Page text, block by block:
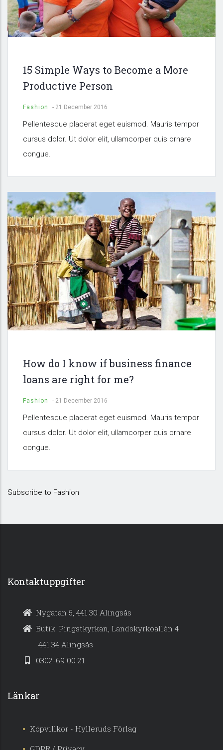
15 Simple Ways to Become a More
Productive Person
Fashion - 21 December 2016
Pellentesque placerat eget euismod. Mauris tempor
cursus dolor. Ut dolor elit, ullamcorper quis ornare
congue.
How do I know if business finance
loans are right for me?
Fashion - 21 December 2016
Pellentesque placerat eget euismod. Mauris tempor
cursus dolor. Ut dolor elit, ullamcorper quis ornare
congue.
Subscribe to Fashion
Kontaktuppgifter
Nygatan 5, 441 30 Alingsås
Butik: Pingstkyrkan, Landskyrkoallén 4
441 34 Alingsås
0302-69 00 21
Länkar
Köpvillkor - Hylleruds Förlag